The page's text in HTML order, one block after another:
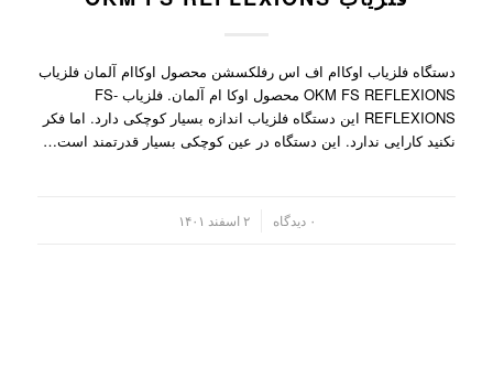
دستگاه فلزیاب اوکاام اف اس رفلکسشن محصول اوکاام آلمان فلزیاب
OKM FS REFLEXIONS محصول اوکا ام آلمان. فلزیاب FS-
REFLEXIONS این دستگاه فلزیاب اندازه بسیار کوچکی دارد. اما فکر
نکنید کارایی ندارد. این دستگاه در عین کوچکی بسیار قدرتمند است…
۰ دیدگاه ۲ اسفند ۱۴۰۱